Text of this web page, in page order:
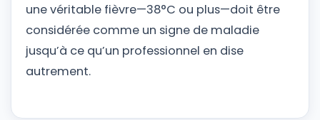
une véritable fièvre—38°C ou plus—doit être
considérée comme un signe de maladie
jusqu’à ce qu’un professionnel en dise
autrement.